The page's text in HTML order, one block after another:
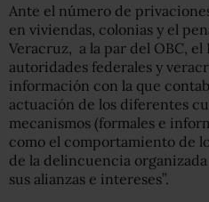
Ante el número de
en viviendas, colonias y el
Veracruz, a la par del OBC, el
autoridades federales y
información con la que
actuación de los diferentes
mecanismos (formales e
como el comportamiento de
de la delincuencia
sus alianzas e intereses”.